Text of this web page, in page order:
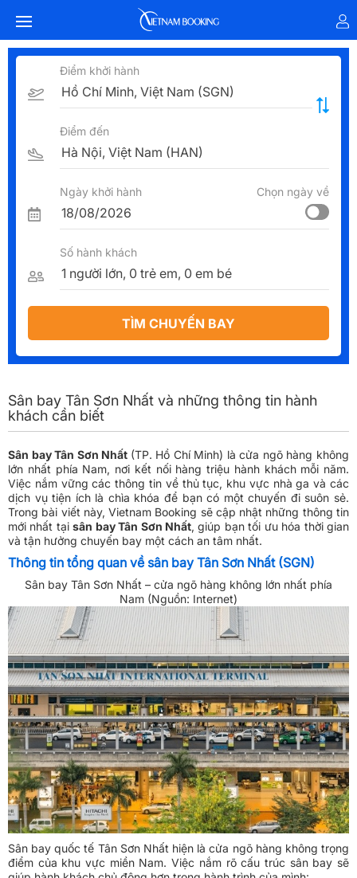
Điểm khởi hành
Điểm đến
Ngày khởi hành Chọn ngày về
Số hành khách
TÌM CHUYẾN BAY
Sân bay Tân Sơn Nhất và những thông tin hành
khách cần biết
Sân bay Tân Sơn Nhất (TP. Hồ Chí Minh) là cửa ngõ hàng không
lớn nhất phía Nam, nơi kết nối hàng triệu hành khách mỗi năm.
Việc nắm vững các thông tin về thủ tục, khu vực nhà ga và các
dịch vụ tiện ích là chìa khóa để bạn có một chuyến đi suôn sẻ.
Trong bài viết này, Vietnam Booking sẽ cập nhật những thông tin
mới nhất tạisân bay Tân Sơn Nhất, giúp bạn tối ưu hóa thời gian
và tận hưởng chuyến bay một cách an tâm nhất.
Thông tin tổng quan về sân bay Tân Sơn Nhất (SGN)
Sân bay Tân Sơn Nhất – cửa ngõ hàng không lớn nhất phía
Nam (Nguồn: Internet)
Sân bay quốc tế Tân Sơn Nhất hiện là cửa ngõ hàng không trọng
điểm của khu vực miền Nam. Việc nắm rõ cấu trúc sân bay sẽ